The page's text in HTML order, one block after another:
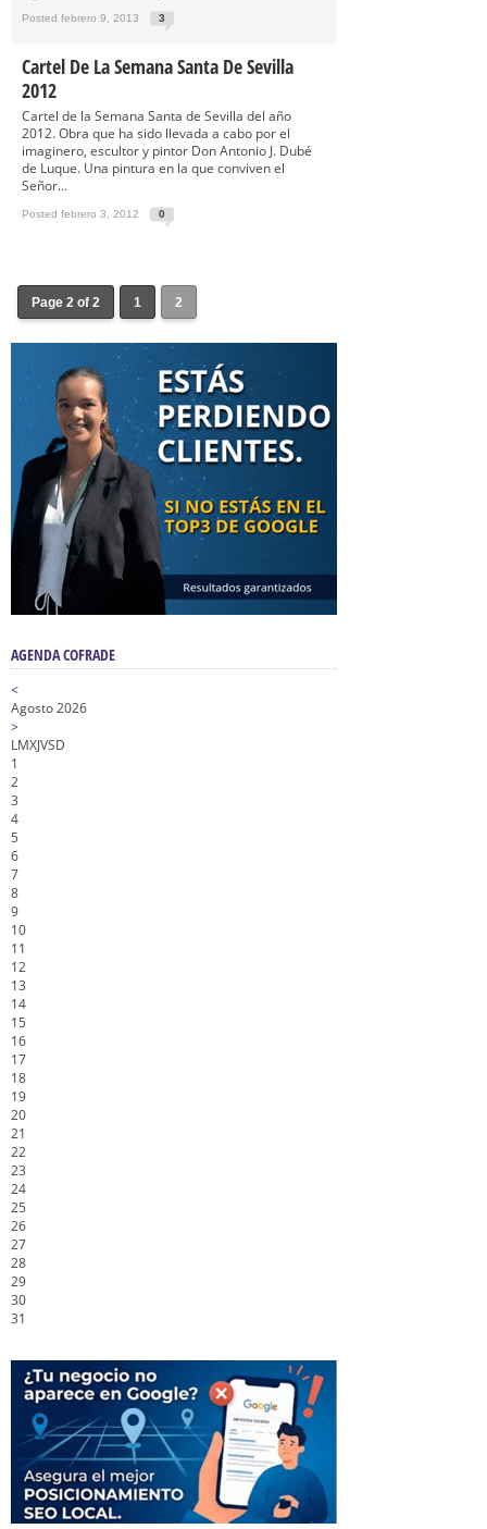
Posted febrero 9, 2013 3
Cartel De La Semana Santa De Sevilla
2012
Cartel de la Semana Santa de Sevilla del año
2012. Obra que ha sido llevada a cabo por el
imaginero, escultor y pintor Don Antonio J. Dubé
de Luque. Una pintura en la que conviven el
Señor...
Posted febrero 3, 2012 0
Page 2 of 2 1 2
AGENDA COFRADE
<
Agosto 2026
>
LMXJVSD
1
2
3
4
5
6
7
8
9
10
11
12
13
14
15
16
17
18
19
20
21
22
23
24
25
26
27
28
29
30
31